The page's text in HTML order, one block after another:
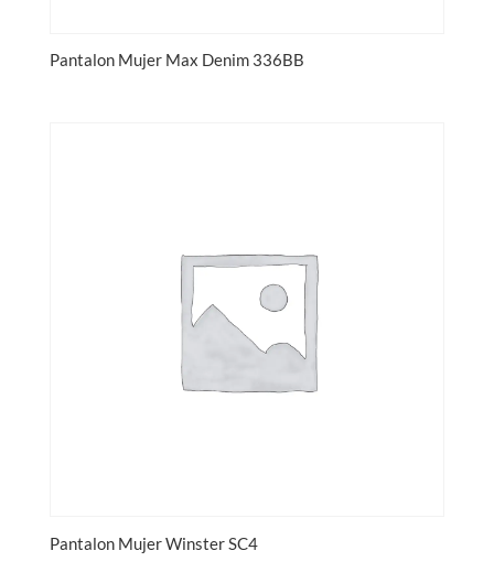
Pantalon Mujer Max Denim 336BB
Pantalon Mujer Winster SC4